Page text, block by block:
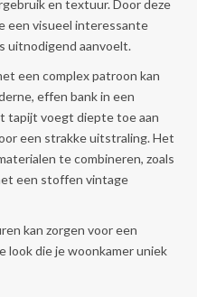
en textuur. Door deze
een visueel interessante
uitnodigend aanvoelt.
een complex patroon kan
effen bank in een
tapijt voegt diepte toe aan
een strakke uitstraling. Het
te combineren, zoals
een stoffen vintage
kan zorgen voor een
look die je woonkamer uniek